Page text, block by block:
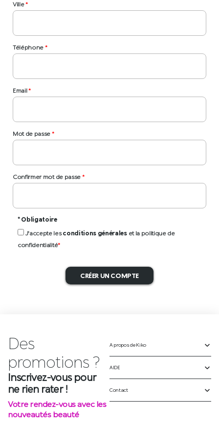
Ville*
Téléphone *
Email*
Mot de passe *
Confirmer mot de passe *
* Obligatoire
J'accepte lesconditions généraleset la politique de
confidentialité*
CRÉER UN COMPTE
Des
promotions ?
Inscrivez-vous pour
ne rien rater !
Votre rendez-vous avec les
nouveautés beauté
A propos de Kiko
AIDE
Contact